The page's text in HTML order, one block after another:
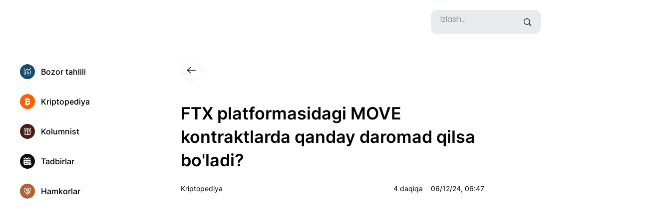
FTX platformasidagi MOVE
kontraktlarda qanday daromad qilsa
bo'ladi?
Kriptopediya 4 daqiqa 06/12/24, 06:47
Kriptopediya
Hamkorlar
Kolumnist
Tadbirlar
Bozor tahlili